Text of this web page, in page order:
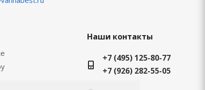
Наши контакты
+7 (495) 125-80-77
+7 (926) 282-55-05